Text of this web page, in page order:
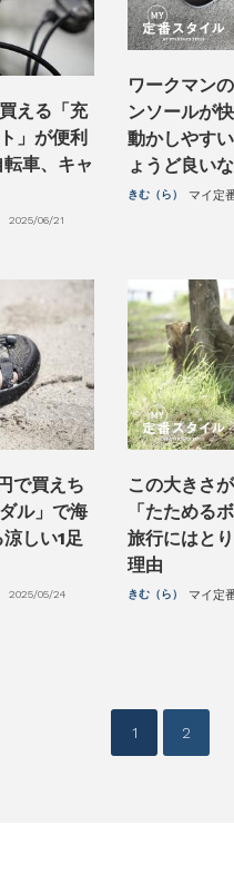
える「充
」が便利
車、キャ
2025/06/21
ワークマン
ンソールが
動かしやす
ょうど良い
きむ（ら） マイ定
で買えち
ル」で海
しい1足
2025/05/24
この大きさ
「たためる
旅行にはと
理由
きむ（ら） マイ定
1 2